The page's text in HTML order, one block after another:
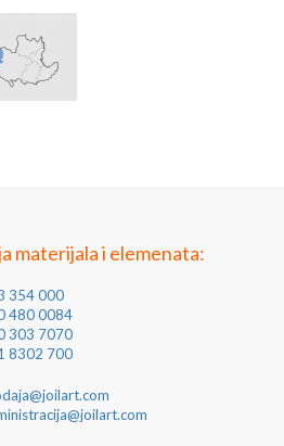
materijala i elemenata:
354 000
480 0084
303 7070
8302 700